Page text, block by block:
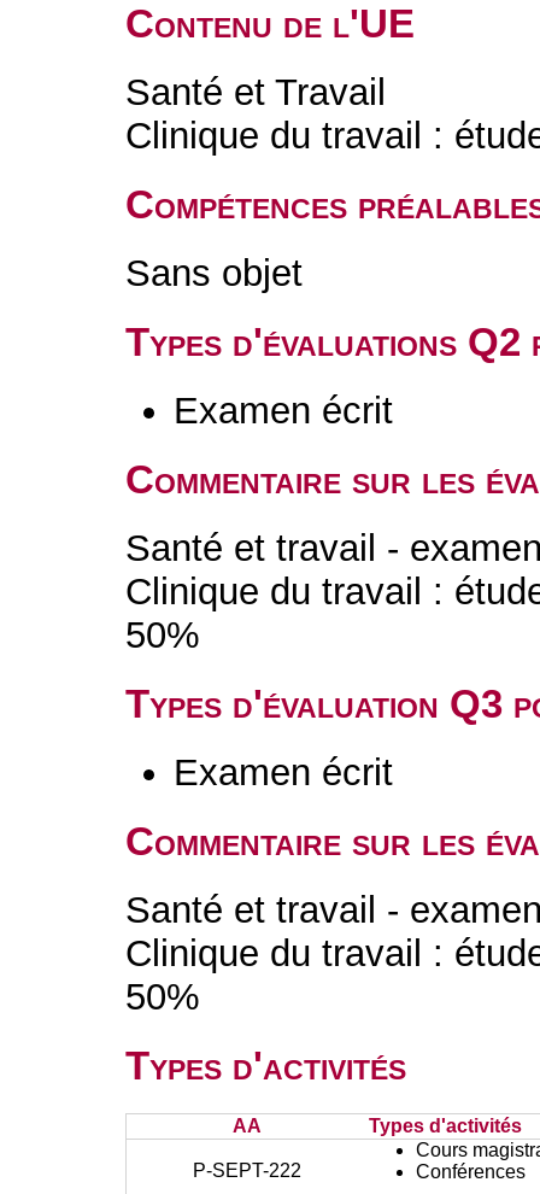
Contenu de l'UE
Santé et Travail
Clinique du travail :
Compétences
Sans objet
Types d'évaluations
Examen écrit
Commentaire sur les
Santé et travail -
Clinique du travail :
50%
Types d'évaluation Q3
Examen écrit
Commentaire sur les
Santé et travail -
Clinique du travail :
50%
Types d'activités
AA Types d'activités
P-SEPT-222
Cours
Conférences